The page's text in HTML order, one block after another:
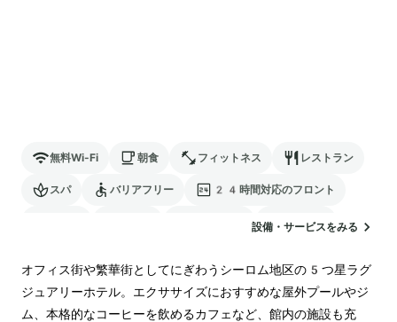
無料Wi-Fi 朝食 フィットネス レストラン
スパ バリアフリー 24時間対応のフロント
空港送迎
設備・サービスをみる
オフィス街や繁華街としてにぎわうシーロム地区の5つ星ラグ
ジュアリーホテル。エクササイズにおすすめな屋外プールやジ
ム、本格的なコーヒーを飲めるカフェなど、館内の施設も充